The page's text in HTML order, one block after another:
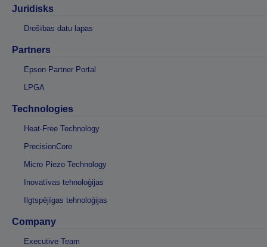
Juridisks
Drošības datu lapas
Partners
Epson Partner Portal
LPGA
Technologies
Heat-Free Technology
PrecisionCore
Micro Piezo Technology
Inovatīvas tehnoloģijas
Ilgtspējīgas tehnoloģijas
Company
Executive Team